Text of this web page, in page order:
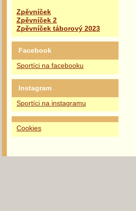
Zpěvníček
Zpěvníček 2
Zpěvníček táborový 2023
Facebook
Sportíci na facebooku
Instagram
Sportíci na instagramu
Cookies